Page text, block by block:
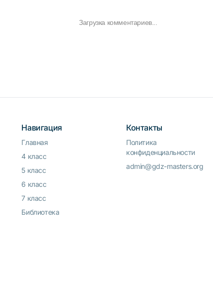
Загрузка комментариев...
Навигация
Главная
4 класс
5 класс
6 класс
7 класс
Библиотека
Контакты
Политика
конфиденциальности
admin@gdz-masters.org